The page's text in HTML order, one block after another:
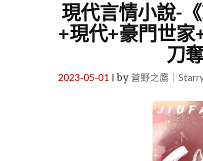
現代言情小說-
+現代+豪門世
刀
2023-05-01 by 蒼野之鷹｜